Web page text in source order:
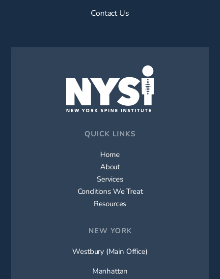
Contact Us
QUICK LINKS
Home
About
Services
Conditions We Treat
Resources
NEW YORK
Westbury (Main Office)
Manhattan